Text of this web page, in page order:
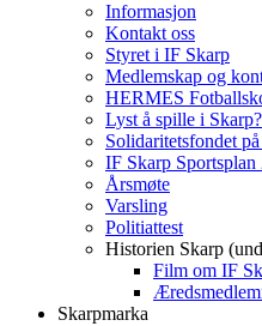
Informasjon
Kontakt oss
Styret i IF Skarp
Medlemskap og
HERMES
Lyst å spille i Skarp?
Solidaritetsfondet
IF Skarp Sportsplan
Årsmøte
Varsling
Politiattest
Historien Skarp
Film om IF
Skarpmarka